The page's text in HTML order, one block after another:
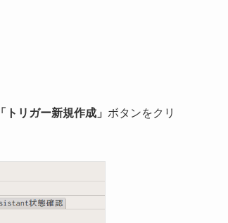
「トリガー新規作成」 ボタンをクリ